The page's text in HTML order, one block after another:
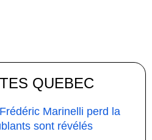
QUEBEC
Marinelli perd la
sont révélés